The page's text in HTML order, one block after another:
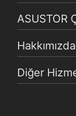
ASUSTOR
Hakkımızda
Diğer